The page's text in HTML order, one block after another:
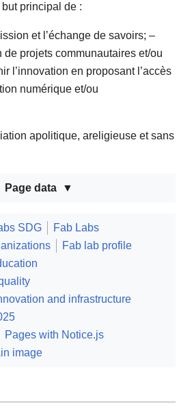
but principal de :
et l’échange de savoirs; –
projets communautaires et/ou
l’innovation en proposant l’accès
numérique et/ou
apolitique, areligieuse et sans
Page data
SDG
Fab Labs
Fab lab profile
and infrastructure
Pages with Notice.js
image